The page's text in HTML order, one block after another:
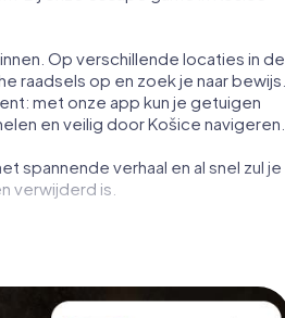
Op verschillende locaties in de
raadsels op en zoek je naar bewijs.
met onze app kun je getuigen
en veilig door Košice navigeren.
spannende verhaal en al snel zul je
verwijderd is.